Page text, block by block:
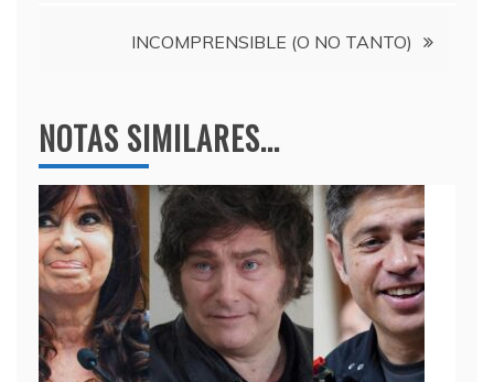
p
INCOMPRENSIBLE (O NO TANTO)
NOTAS SIMILARES...